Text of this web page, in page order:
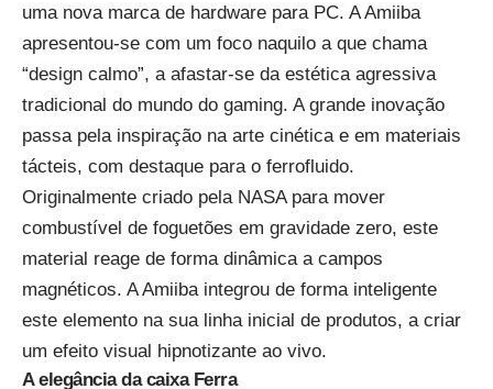
uma nova marca de hardware para PC. AAmiiba
apresentou-se com um foco naquilo a que chama
“design calmo”, a afastar-se da estética agressiva
tradicional do mundo do gaming. A grande inovação
passa pela inspiração na arte cinética e em materiais
tácteis, com destaque para o ferrofluido.
Originalmente criado pela NASA para mover
combustível de foguetões em gravidade zero, este
material reage de forma dinâmica a campos
magnéticos. A Amiiba integrou de forma inteligente
este elemento na sua linha inicial de produtos, a criar
um efeito visual hipnotizante ao vivo.
A elegância da caixa Ferra